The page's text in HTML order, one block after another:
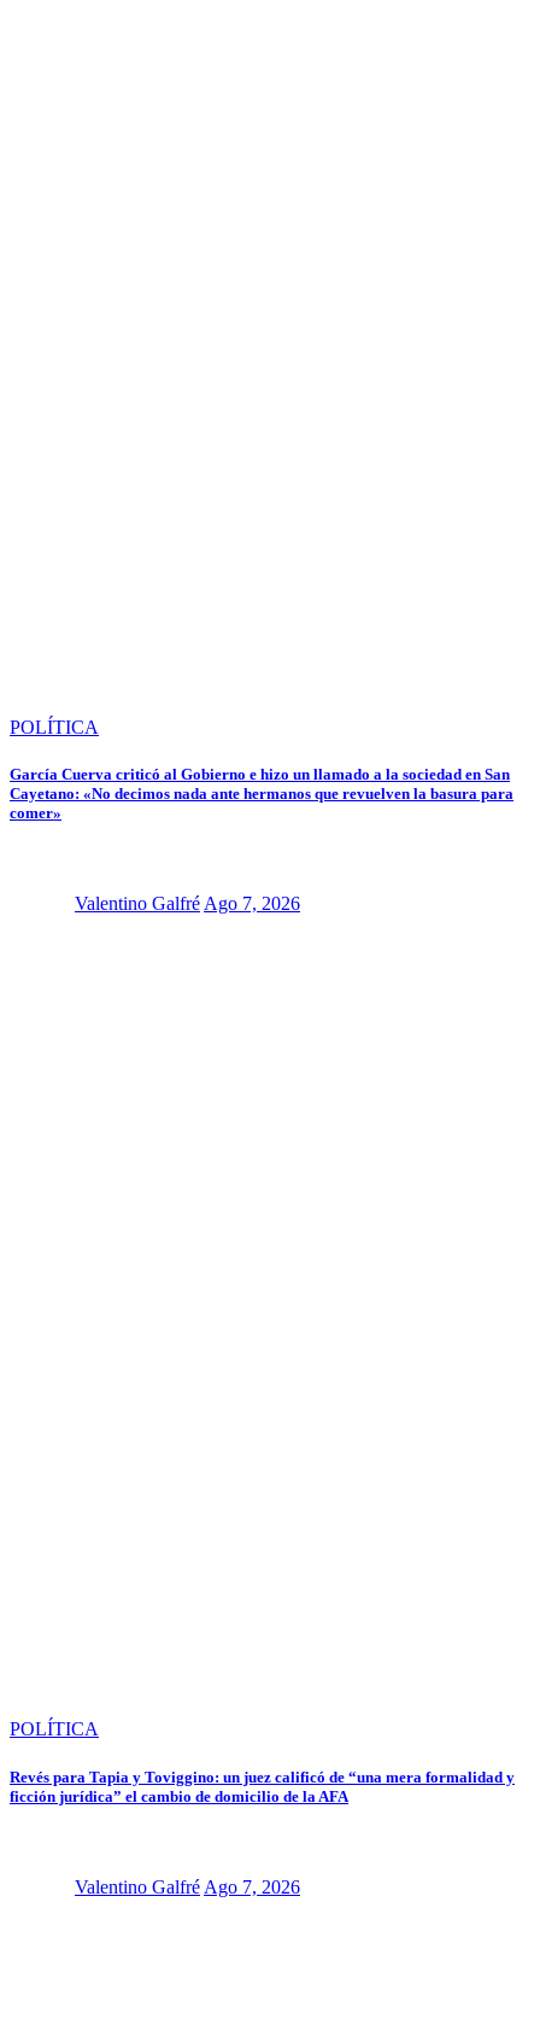
POLÍTICA
García Cuerva criticó al Gobierno e hizo un llamado a la sociedad en San
Cayetano: «No decimos nada ante hermanos que revuelven la basura para
comer»
Valentino Galfré Ago 7, 2026
POLÍTICA
Revés para Tapia y Toviggino: un juez calificó de “una mera formalidad y
ficción jurídica” el cambio de domicilio de la AFA
Valentino Galfré Ago 7, 2026